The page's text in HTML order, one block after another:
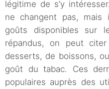
légitime de s’y
ne changent pas,
goûts disponibles sur
répandus, on peut
desserts, de boissons,
goût du tabac. Ces
populaires auprès des